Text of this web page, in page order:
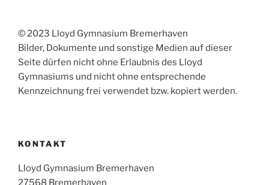
© 2023 Lloyd Gymnasium Bremerhaven
Bilder, Dokumente und sonstige Medien auf dieser
Seite dürfen nicht ohne Erlaubnis des Lloyd
Gymnasiums und nicht ohne entsprechende
Kennzeichnung frei verwendet bzw. kopiert werden.
KONTAKT
Lloyd Gymnasium Bremerhaven
27568 Bremerhaven